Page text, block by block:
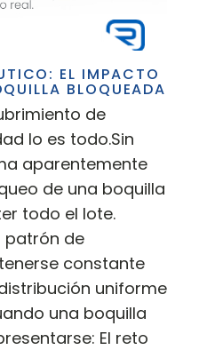
EL IMPACTO
BLOQUEADA
de
lo es todo.Sin
aparentemente
de una boquilla
todo el lote.
patrón de
constante
uniforme
una boquilla
El reto